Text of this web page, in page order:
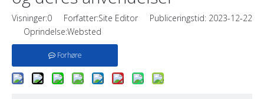
Visninger:0 Forfatter:Site Editor Publiceringstid: 2023-12-22
Oprindelse:Websted
Forhøre